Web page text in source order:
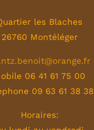
les Blaches
26760 Montéléger
06 41 61 75 00
09 63 61 38 38
Horaires: